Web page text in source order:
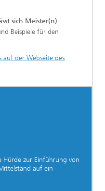
sich Meister(n).
Beispiele für den
der Webseite des
Hürde zur Einführung von
auf ein